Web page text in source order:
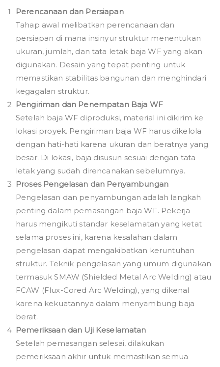
Perencanaan dan Persiapan
Tahap awal melibatkan perencanaan dan
persiapan di mana insinyur struktur menentukan
ukuran, jumlah, dan tata letak baja WF yang akan
digunakan. Desain yang tepat penting untuk
memastikan stabilitas bangunan dan menghindari
kegagalan struktur.
Pengiriman dan Penempatan Baja WF
Setelah baja WF diproduksi, material ini dikirim ke
lokasi proyek. Pengiriman baja WF harus dikelola
dengan hati-hati karena ukuran dan beratnya yang
besar. Di lokasi, baja disusun sesuai dengan tata
letak yang sudah direncanakan sebelumnya.
Proses Pengelasan dan Penyambungan
Pengelasan dan penyambungan adalah langkah
penting dalam pemasangan baja WF. Pekerja
harus mengikuti standar keselamatan yang ketat
selama proses ini, karena kesalahan dalam
pengelasan dapat mengakibatkan keruntuhan
struktur. Teknik pengelasan yang umum digunakan
termasuk SMAW (Shielded Metal Arc Welding) atau
FCAW (Flux-Cored Arc Welding), yang dikenal
karena kekuatannya dalam menyambung baja
berat.
Pemeriksaan dan Uji Keselamatan
Setelah pemasangan selesai, dilakukan
pemeriksaan akhir untuk memastikan semua